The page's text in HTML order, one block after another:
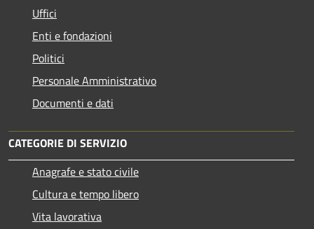
Uffici
Enti e fondazioni
Politici
Personale Amministrativo
Documenti e dati
CATEGORIE DI SERVIZIO
Anagrafe e stato civile
Cultura e tempo libero
Vita lavorativa